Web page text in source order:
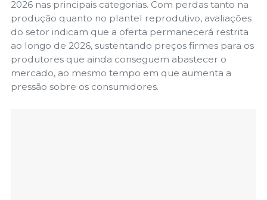
2026 nas principais categorias. Com perdas tanto na
produção quanto no plantel reprodutivo, avaliações
do setor indicam que a oferta permanecerá restrita
ao longo de 2026, sustentando preços firmes para os
produtores que ainda conseguem abastecer o
mercado, ao mesmo tempo em que aumenta a
pressão sobre os consumidores.